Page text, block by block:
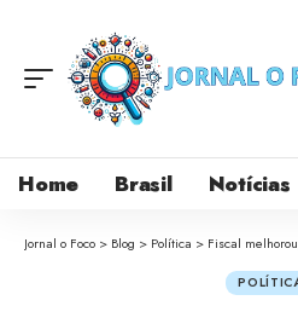
Home Brasil Notícias
Jornal o Foco > Blog > Política > Fiscal melhorou, mas juros